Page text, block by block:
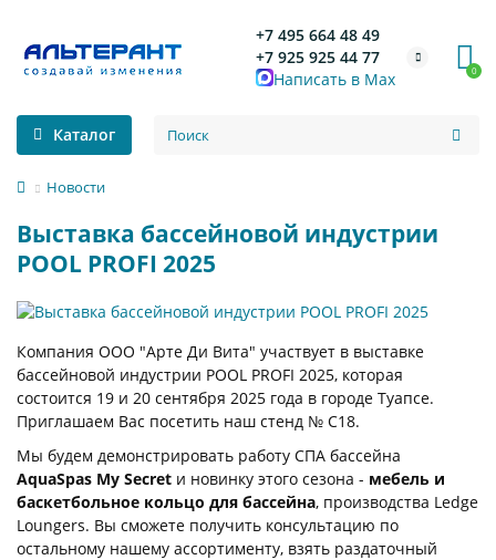
+7 495 664 48 49
+7 925 925 44 77
Написать в Max
0
Каталог
Новости
Выставка бассейновой индустрии
POOL PROFI 2025
Компания ООО "Арте Ди Вита" участвует в выставке
бассейновой индустрии POOL PROFI 2025, которая
состоится 19 и 20 сентября 2025 года в городе Туапсе.
Приглашаем Вас посетить наш стенд № C18.
Мы будем демонстрировать работу СПА бассейна
AquaSpas My Secret и новинку этого сезона - мебель и
баскетбольное кольцо для бассейна, производства Ledge
Loungers. Вы сможете получить консультацию по
остальному нашему ассортименту, взять раздаточный